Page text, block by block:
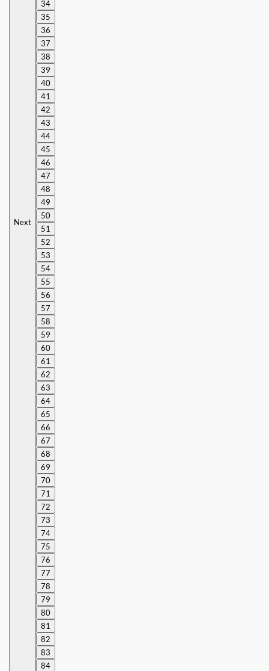
Next
34
35
36
37
38
39
40
41
42
43
44
45
46
47
48
49
50
51
52
53
54
55
56
57
58
59
60
61
62
63
64
65
66
67
68
69
70
71
72
73
74
75
76
77
78
79
80
81
82
83
84